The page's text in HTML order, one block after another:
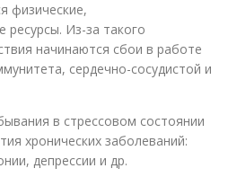
физические,
ресурсы. Из-за такого
начинаются сбои в работе
сердечно-сосудистой и
в стрессовом состоянии
хронических заболеваний:
депрессии и др.